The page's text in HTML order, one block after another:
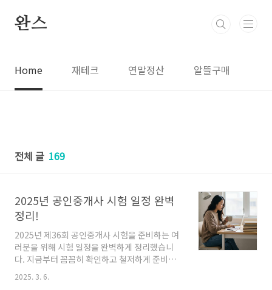
완스
Home 재테크 연말정산 알뜰구매
전체 글 169
2025년 공인중개사 시험 일정 완벽
정리!
2025년 제36회 공인중개사 시험을 준비하는 여
러분을 위해 시험 일정을 완벽하게 정리했습니
다. 지금부터 꼼꼼히 확인하고 철저하게 준비하
세요!2025년 제36회 공인중개사 시험 일정원서
접수: 2025년 8월 4일 (월) ~ 8월 8일 (금)원서
2025. 3. 6.